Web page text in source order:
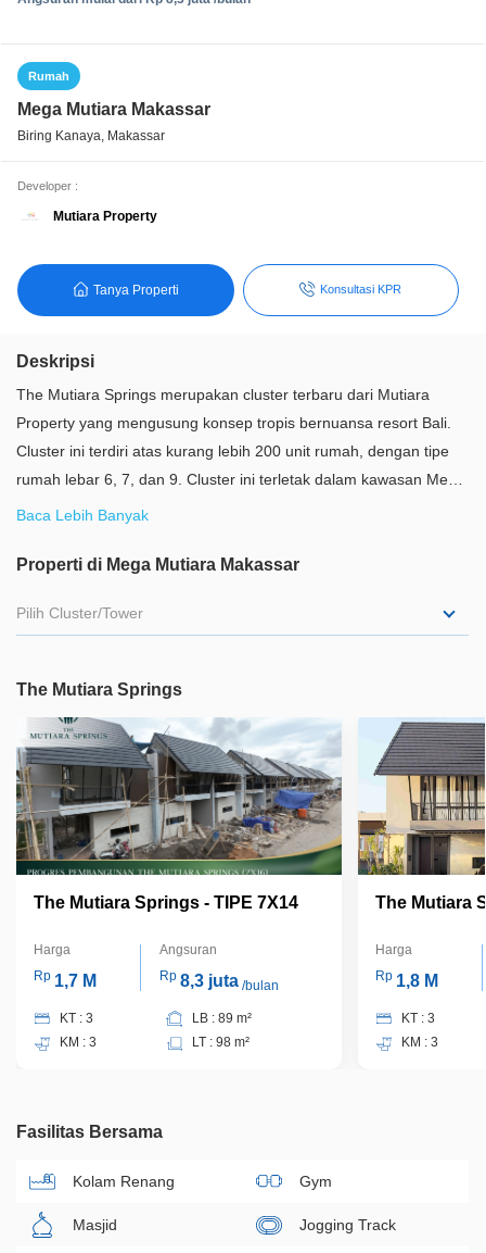
Rumah
Mega Mutiara Makassar
Biring Kanaya, Makassar
Developer :
Mutiara Property
Tanya Properti Konsultasi KPR
Deskripsi
The Mutiara Springs merupakan cluster terbaru dari Mutiara
Property yang mengusung konsep tropis bernuansa resort Bali.
Cluster ini terdiri atas kurang lebih 200 unit rumah, dengan tipe
rumah lebar 6, 7, dan 9. Cluster ini terletak dalam kawasan Mega
Mutiara Makassar, yang mempunya posisi paling strategis di
mulai dari sekolah, rumah sakit, bank, pertokoan, cafe, tempat
sehingga memudahkan mobilitas bagi para penghuninya ke
Baca Lebih Banyak
Properti di Mega Mutiara Makassar
Pilih Cluster/Tower
The Mutiara Springs
The Mutiara Springs - TIPE 7X14
Harga
Rp 1,7 M
Angsuran
Rp 8,3 juta/bulan
KT : 3
KM : 3
LB : 89 m²
LT : 98 m²
The Mutiara
Harga
Rp 1,8 M
KT : 3
KM : 3
Fasilitas Bersama
Kolam Renang Gym
Masjid Jogging Track